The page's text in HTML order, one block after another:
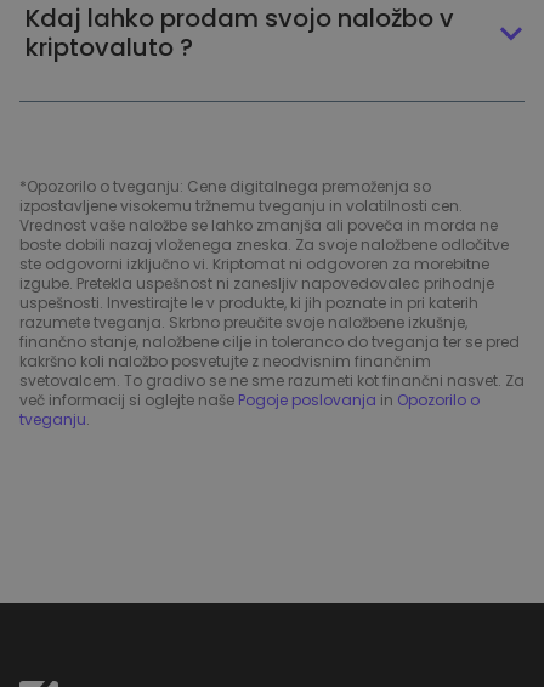
Kdaj lahko prodam svojo naložbo v
kriptovaluto ?
*Opozorilo o tveganju: Cene digitalnega premoženja so
izpostavljene visokemu tržnemu tveganju in volatilnosti cen.
Vrednost vaše naložbe se lahko zmanjša ali poveča in morda ne
boste dobili nazaj vloženega zneska. Za svoje naložbene odločitve
ste odgovorni izključno vi. Kriptomat ni odgovoren za morebitne
izgube. Pretekla uspešnost ni zanesljiv napovedovalec prihodnje
uspešnosti. Investirajte le v produkte, ki jih poznate in pri katerih
razumete tveganja. Skrbno preučite svoje naložbene izkušnje,
finančno stanje, naložbene cilje in toleranco do tveganja ter se pred
kakršno koli naložbo posvetujte z neodvisnim finančnim
svetovalcem. To gradivo se ne sme razumeti kot finančni nasvet. Za
več informacij si oglejte naše Pogoje poslovanja in Opozorilo o
tveganju.